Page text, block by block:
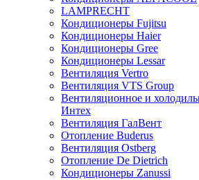
LAMPRECHT
Кондиционеры Fujitsu
Кондиционеры Haier
Кондиционеры Gree
Кондиционеры Lessar
Вентиляция Vertro
Вентиляция VTS Group
Вентиляционное и
Интех
Вентиляция ГалВент
Отопление Buderus
Вентиляция Ostberg
Отопление De Dietrich
Кондиционеры Zanussi